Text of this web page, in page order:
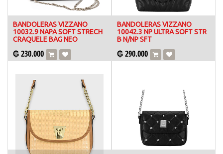
BANDOLERAS VIZZANO
10032.9 NAPA SOFT STRECH
CRAQUELE BAG NEO
₲230.000
BANDOLERAS VIZZANO
10042.3 NP ULTRA SOFT STR
B N/NP SFT
₲290.000